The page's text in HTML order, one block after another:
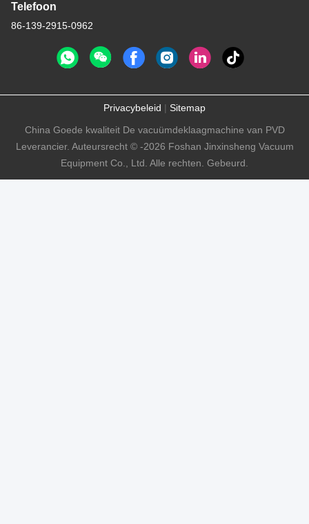
Telefoon
86-139-2915-0962
Privacybeleid | Sitemap
China Goede kwaliteit De vacuümdeklaagmachine van PVD
Leverancier. Auteursrecht © -2026 Foshan Jinxinsheng Vacuum
Equipment Co., Ltd. Alle rechten. Gebeurd.